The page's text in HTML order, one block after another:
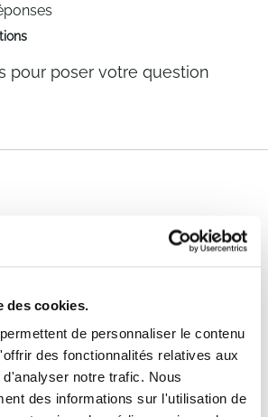
des cookies.
de personnaliser le contenu
des fonctionnalités relatives aux
notre trafic. Nous
des informations sur l'utilisation de
pour poser votre question
3x sans frais